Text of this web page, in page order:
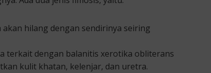
hilang dengan sendirinya seiring
terkait dengan balanitis xerotika obliterans
kulit khatan, kelenjar, dan uretra.